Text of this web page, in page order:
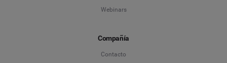
Webinars
Compañía
Contacto